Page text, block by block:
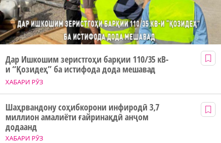
ХАБАРИ РӮЗ
Дар Ишкошим зеристгоҳи барқии 110/35 кВ-
и “Қозидеҳ” ба истифода дода мешавад
ХАБАРИ РӮЗ
Шаҳрвандону соҳибкорони инфиродӣ 3,7
миллион амалиёти ғайринақдӣ анҷом
додаанд